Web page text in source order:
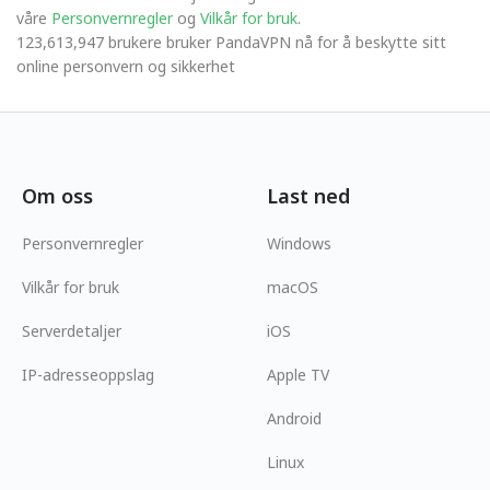
våre Personvernregler og Vilkår for bruk.
123,613,947 brukere bruker PandaVPN nå for å beskytte sitt
online personvern og sikkerhet
Om oss
Personvernregler
Vilkår for bruk
Serverdetaljer
IP-adresseoppslag
Last ned
Windows
macOS
iOS
Apple TV
Android
Linux